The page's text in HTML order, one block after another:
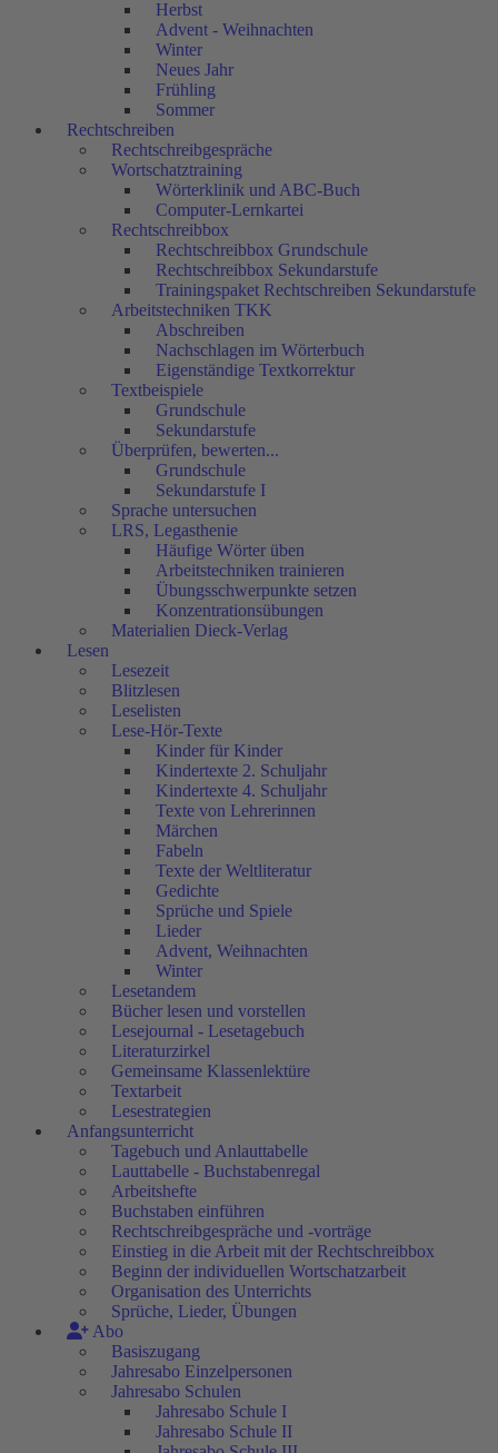
Herbst
Advent - Weihnachten
Winter
Neues Jahr
Frühling
Sommer
Rechtschreiben
Rechtschreibgespräche
Wortschatztraining
Wörterklinik und ABC-Buch
Computer-Lernkartei
Rechtschreibbox
Rechtschreibbox Grundschule
Rechtschreibbox Sekundarstufe
Trainingspaket Rechtschreiben Sekundarstufe
Arbeitstechniken TKK
Abschreiben
Nachschlagen im Wörterbuch
Eigenständige Textkorrektur
Textbeispiele
Grundschule
Sekundarstufe
Überprüfen, bewerten...
Grundschule
Sekundarstufe I
Sprache untersuchen
LRS, Legasthenie
Häufige Wörter üben
Arbeitstechniken trainieren
Übungsschwerpunkte setzen
Konzentrationsübungen
Materialien Dieck-Verlag
Lesen
Lesezeit
Blitzlesen
Leselisten
Lese-Hör-Texte
Kinder für Kinder
Kindertexte 2. Schuljahr
Kindertexte 4. Schuljahr
Texte von Lehrerinnen
Märchen
Fabeln
Texte der Weltliteratur
Gedichte
Sprüche und Spiele
Lieder
Advent, Weihnachten
Winter
Lesetandem
Bücher lesen und vorstellen
Lesejournal - Lesetagebuch
Literaturzirkel
Gemeinsame Klassenlektüre
Textarbeit
Lesestrategien
Anfangsunterricht
Tagebuch und Anlauttabelle
Lauttabelle - Buchstabenregal
Arbeitshefte
Buchstaben einführen
Rechtschreibgespräche und -vorträge
Einstieg in die Arbeit mit der Rechtschreibbox
Beginn der individuellen Wortschatzarbeit
Organisation des Unterrichts
Sprüche, Lieder, Übungen
Abo
Basiszugang
Jahresabo Einzelpersonen
Jahresabo Schulen
Jahresabo Schule I
Jahresabo Schule II